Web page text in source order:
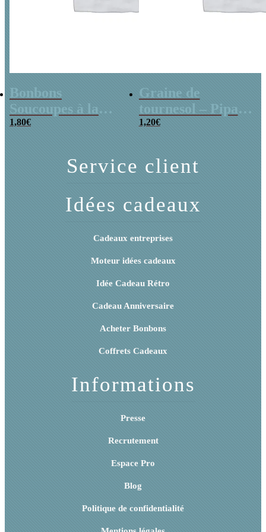
Bonbons
Soucoupes à la
poudre (x20)
1,80€
Graine de
tournesol – Pipas
x 3
1,20€
Service client
Idées cadeaux
Cadeaux entreprises
Moteur idées cadeaux
Idée Cadeau Rétro
Cadeau Anniversaire
Acheter Bonbons
Coffrets Cadeaux
Informations
Presse
Recrutement
Espace Pro
Blog
Politique de confidentialité